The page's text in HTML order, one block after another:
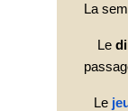
La
Le
Le